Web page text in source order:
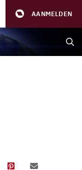
AANMELDEN